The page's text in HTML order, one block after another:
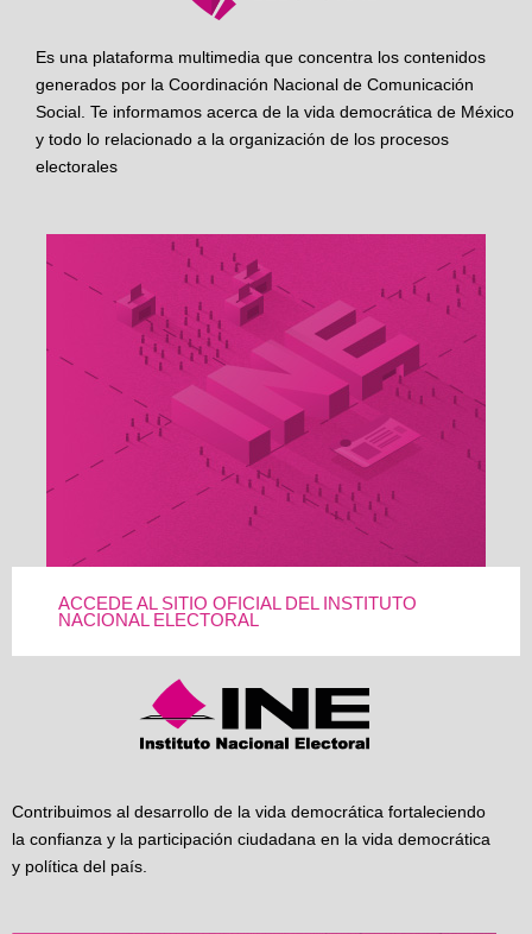
Es una plataforma multimedia que concentra los contenidos
generados por la Coordinación Nacional de Comunicación
Social. Te informamos acerca de la vida democrática de México
y todo lo relacionado a la organización de los procesos
electorales
ACCEDE AL SITIO OFICIAL DEL INSTITUTO
NACIONAL ELECTORAL
Contribuimos al desarrollo de la vida democrática fortaleciendo
la confianza y la participación ciudadana en la vida democrática
y política del país.